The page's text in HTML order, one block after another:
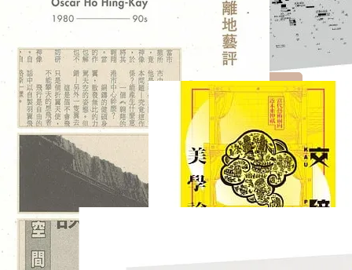
不一樣的美術鑑賞課 : 日
NT$391 NT$460
加入購物車
不沉默的字：藝評書寫與
其生產語境
NT$253 NT$320
加入購物車